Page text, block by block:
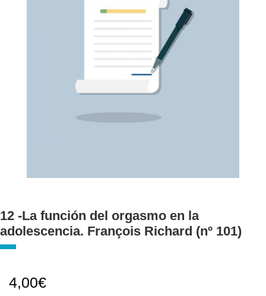
12 -La función del orgasmo en la
adolescencia. François Richard (nº 101)
4,00€